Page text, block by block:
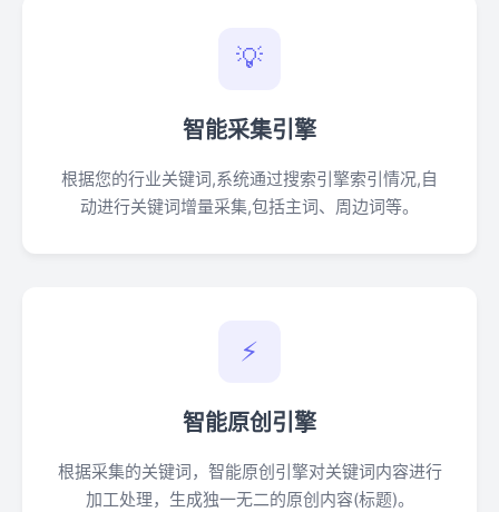
💡
智能采集引擎
根据您的行业关键词,系统通过搜索引擎索引情况,自
动进行关键词增量采集,包括主词、周边词等。
⚡
智能原创引擎
根据采集的关键词，智能原创引擎对关键词内容进行
加工处理，生成独一无二的原创内容(标题)。